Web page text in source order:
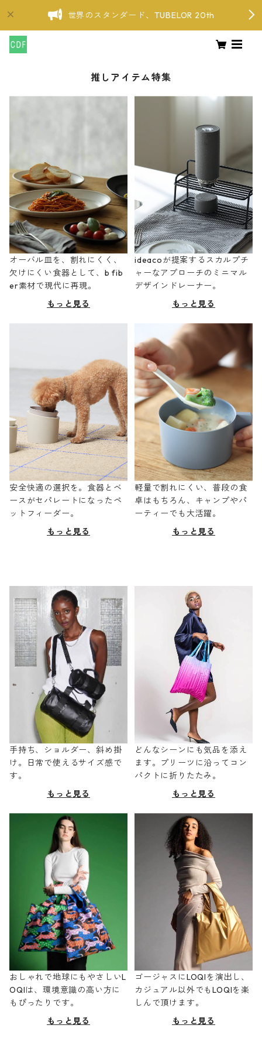
世界のスタンダード、TUBELOR 20th
推しアイテム特集
オーバル皿を、割れにくく、
欠けにくい食器として、b fib
er素材で現代に再現。
もっと見る
ideacoが提案するスカルプチ
ャーなアプローチのミニマル
デザインドレーナー。
もっと見る
安全快適の選択を。食器とベ
ースがセパレートになったペ
ットフィーダー。
もっと見る
軽量で割れにくい、普段の食
卓はもちろん、キャンプやパ
ーティーでも大活躍。
もっと見る
手持ち、ショルダー、斜め掛
け。日常で使えるサイズ感で
す。
もっと見る
どんなシーンにも気品を添え
ます。プリーツに沿ってコン
パクトに折りたたみ。
もっと見る
おしゃれで地球にもやさしいL
OQIは、環境意識の高い方に
もぴったりです。
もっと見る
ゴージャスにLOQIを演出し、
カジュアル以外でもLOQIを楽
しんで頂けます。
もっと見る